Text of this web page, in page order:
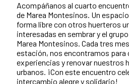
Acompáñanos al cuarto
de Marea Montesinos. Un
forma libre con otros huerteros
interesadas en sembrar y el
Marea Montesinos. Cada tres
estación, nos encontramos para
experiencias y renovar nuestros
urbanos. ¡Con este encuentro
intercambio alegre y solidario!